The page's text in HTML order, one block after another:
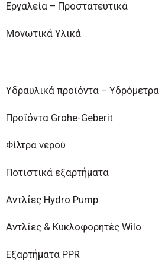
Εργαλεία – Προστατευτικά
Μονωτικά Υλικά
Υδραυλικά προϊόντα – Υδρόμετρα
Προϊόντα Grohe-Geberit
Φίλτρα νερού
Ποτιστικά εξαρτήματα
Αντλίες Hydro Pump
Αντλίες & Κυκλοφορητές Wilo
Εξαρτήματα PPR